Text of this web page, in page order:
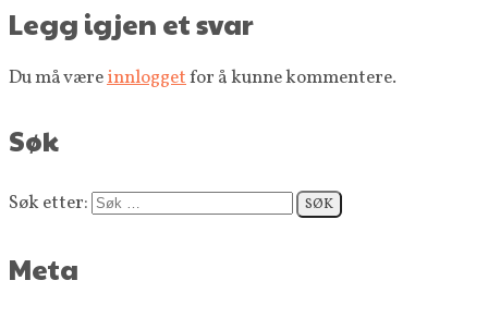
Legg igjen et svar
Du må væreinnloggetfor å kunne kommentere.
Søk
Søk etter:
Meta